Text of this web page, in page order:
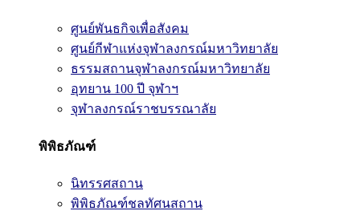
ศูนย์พันธกิจเพื่อสังคม
ศูนย์กีฬาแห่งจุฬาลงกรณ์มหาวิทยาลัย
ธรรมสถานจุฬาลงกรณ์มหาวิทยาลัย
อุทยาน 100 ปี จุฬาฯ
จุฬาลงกรณ์ราชบรรณาลัย
พิพิธภัณฑ์
นิทรรศสถาน
พิพิธภัณฑ์ชลทัศนสถาน